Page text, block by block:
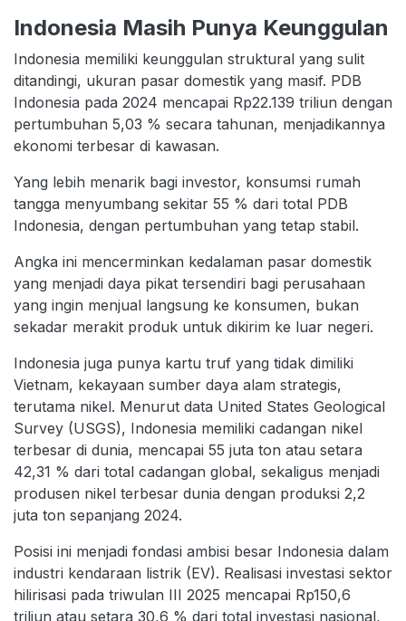
Indonesia Masih Punya Keunggulan
Indonesia memiliki keunggulan struktural yang sulit
ditandingi, ukuran pasar domestik yang masif. PDB
Indonesia pada 2024 mencapai Rp22.139 triliun dengan
pertumbuhan 5,03 % secara tahunan, menjadikannya
ekonomi terbesar di kawasan.
Yang lebih menarik bagi investor, konsumsi rumah
tangga menyumbang sekitar 55 % dari total PDB
Indonesia, dengan pertumbuhan yang tetap stabil.
Angka ini mencerminkan kedalaman pasar domestik
yang menjadi daya pikat tersendiri bagi perusahaan
yang ingin menjual langsung ke konsumen, bukan
sekadar merakit produk untuk dikirim ke luar negeri.
Indonesia juga punya kartu truf yang tidak dimiliki
Vietnam, kekayaan sumber daya alam strategis,
terutama nikel. Menurut data United States Geological
Survey (USGS), Indonesia memiliki cadangan nikel
terbesar di dunia, mencapai 55 juta ton atau setara
42,31 % dari total cadangan global, sekaligus menjadi
produsen nikel terbesar dunia dengan produksi 2,2
juta ton sepanjang 2024.
Posisi ini menjadi fondasi ambisi besar Indonesia dalam
industri kendaraan listrik (EV). Realisasi investasi sektor
hilirisasi pada triwulan III 2025 mencapai Rp150,6
triliun atau setara 30,6 % dari total investasi nasional,